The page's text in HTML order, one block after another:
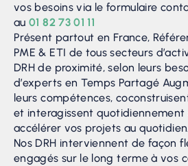
vos besoins via le formulaire
au01 82 73 01 11
Présent partout en France,
PME & ETI de tous secteurs
DRH de proximité, selon leurs
d’experts en Temps Partagé
leurs compétences,
et interagissent
accélérer vos projets au quotidien.
Nos DRH interviennent de façon
engagés sur le long terme à vos